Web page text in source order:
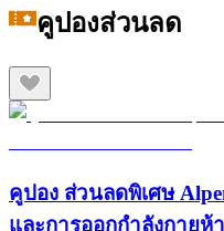
คูปองส่วนลด
คูปอง ส่วนลดพิเศษ
และการออกกำลังกายห้